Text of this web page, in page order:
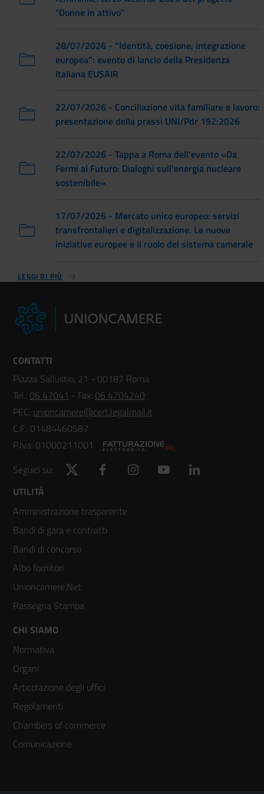
"Donne in attivo"
28/07/2026 - “Identità, coesione, integrazione
europea”: evento di lancio della Presidenza
Italiana EUSAIR
22/07/2026 - Conciliazione vita familiare e lavoro:
presentazione della prassi UNI/Pdr 192:2026
22/07/2026 - Tappa a Roma dell'evento «Da
Fermi al Futuro: Dialoghi sull'energia nucleare
sostenibile»
17/07/2026 - Mercato unico europeo: servizi
transfrontalieri e digitalizzazione. Le nuove
iniziative europee e il ruolo del sistema camerale
LEGGI DI PIÙ
CONTATTI
Piazza Sallustio, 21 - 00187 Roma
Tel.: 06 47041 - Fax: 06 4704240
PEC: unioncamere@cert.legalmail.it
C.F.: 01484460587
P.Iva: 01000211001
Seguici su:
Twitter Facebook Instagram YouTube
Footer
menù
colonna
2
UTILITÀ
Amministrazione trasparente
Bandi di gara e contratti
Bandi di concorso
Albo fornitori
Unioncamere.Net
Rassegna Stampa
Footer
menù
colonna
3
CHI SIAMO
Normativa
Organi
Articolazione degli uffici
Regolamenti
Chambers of commerce
Comunicazione